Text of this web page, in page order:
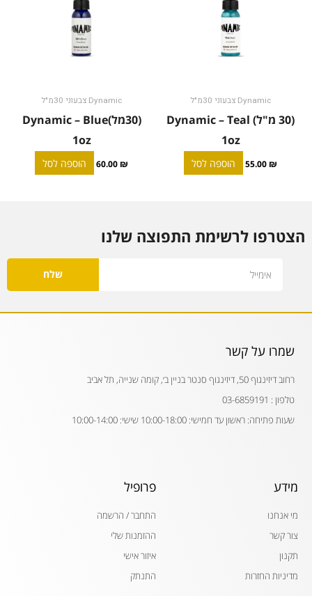
Dynamic צבעוני 30מ"ל
(30 מ"ל) Dynamic – Teal
1oz
55.00 ₪ הוספה לסל
Dynamic צבעוני 30מ"ל
(30מל)Dynamic – Blue
1oz
60.00 ₪ הוספה לסל
הצטרפו לרשימת התפוצה שלנו
שלח
שמרו על קשר
רחוב דיזינגוף 50, דיזינגוף סנטר בניין ב׳, קומה שנייה, תל אביב
טלפון : 03-6859191
שעות פתיחה: ראשון עד חמישי: 10:00-18:00 שישי: 10:00-14:00
מידע
מי אנחנו
צור קשר
תקנון
מדיניות החזרות
פרופיל
התחבר / הרשמה
ההזמנות שלי
איזור אישי
התנתק